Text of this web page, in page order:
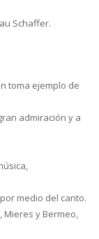
Schaffer.
toma ejemplo de
admiración y a
medio del canto.
Mieres y Bermeo,